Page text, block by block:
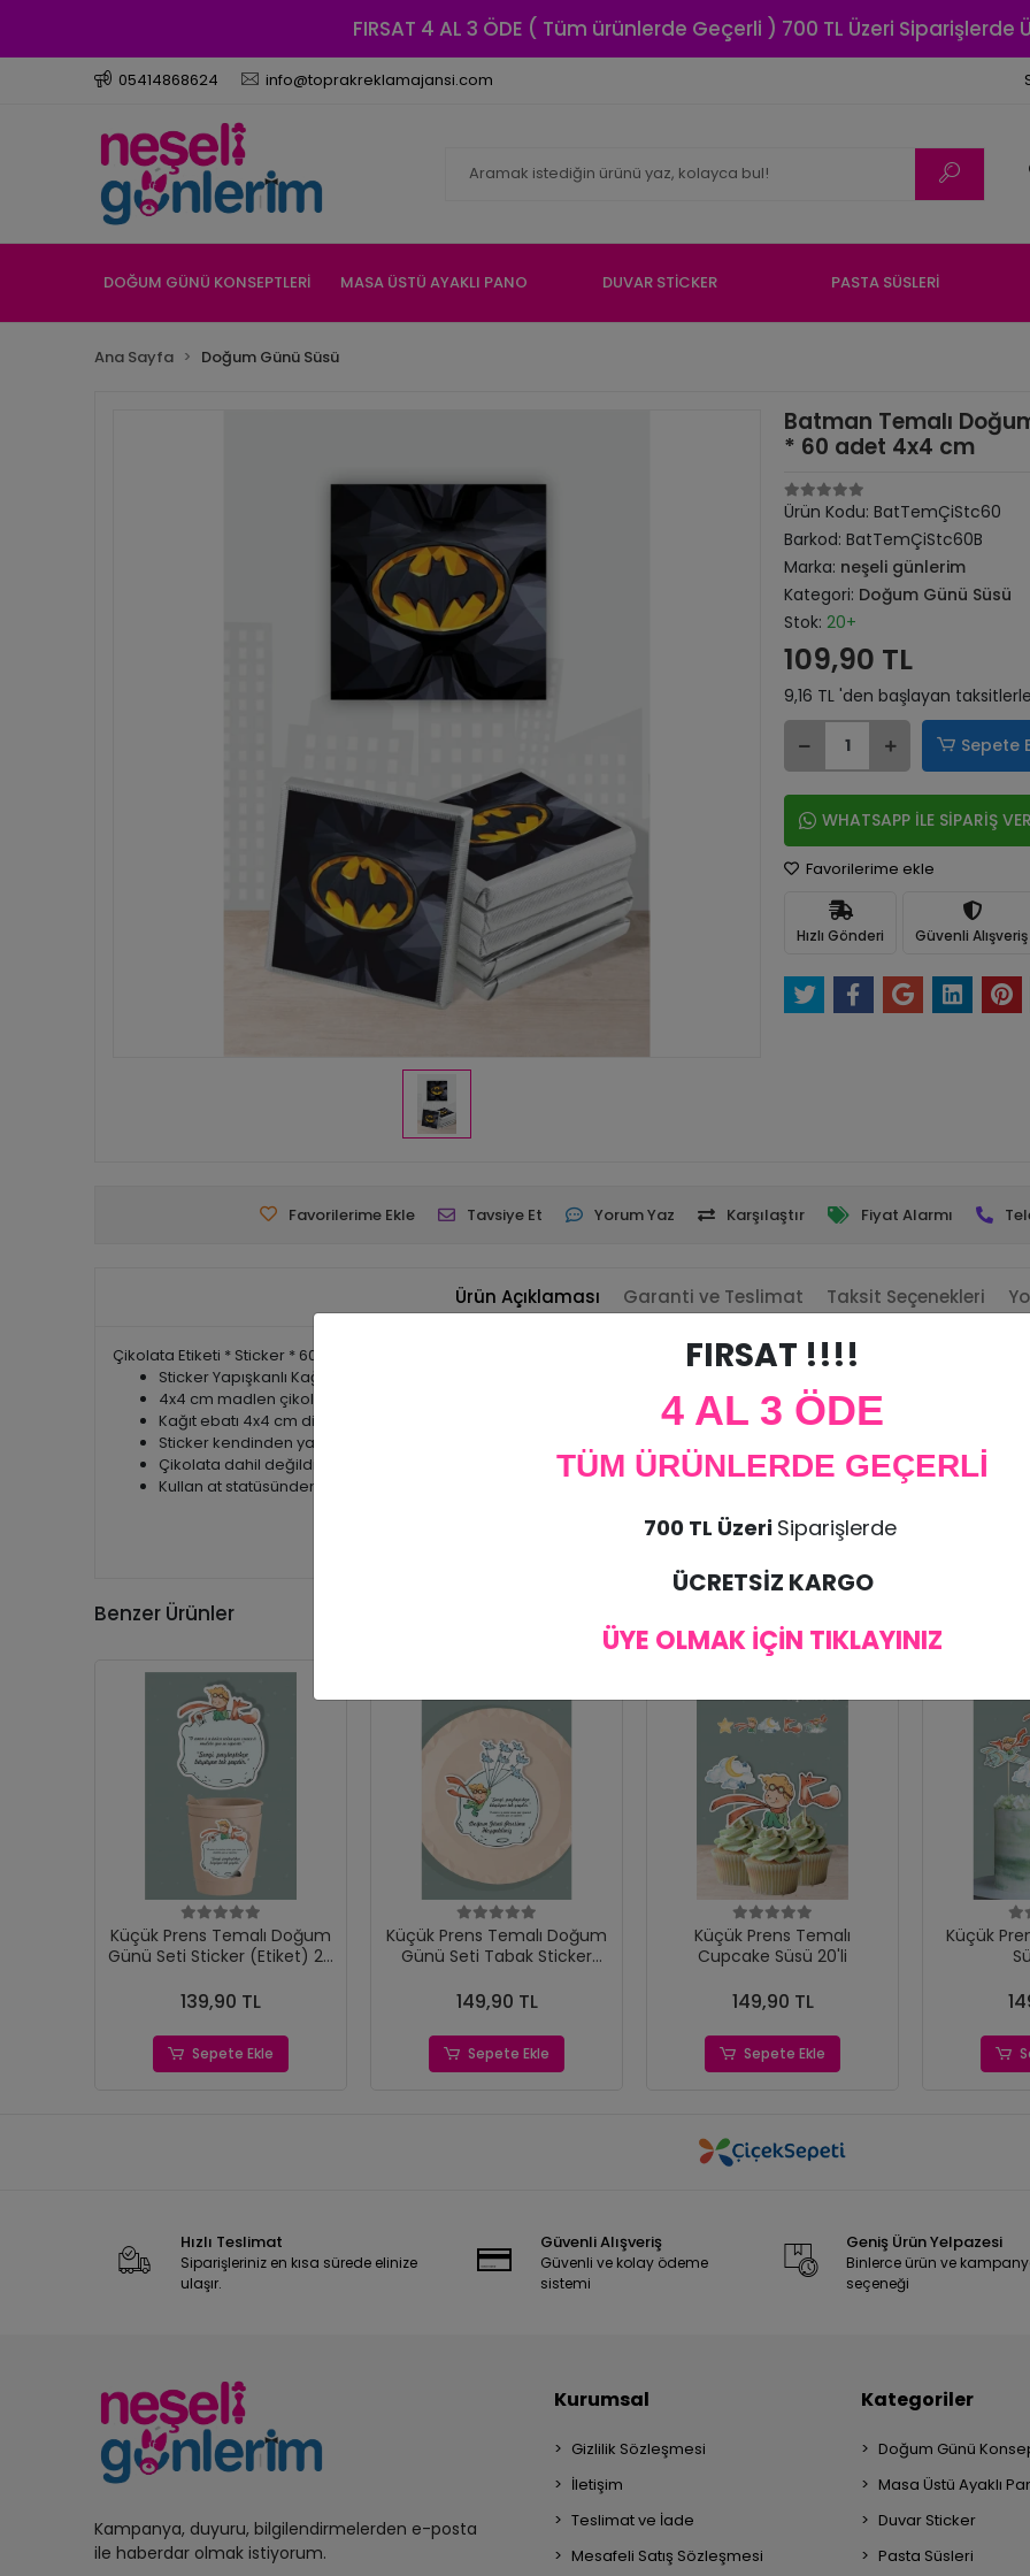
FIRSAT 4 AL 3 ÖDE ( Tüm ürünlerde Geçerli ) 700 TL Üzeri Siparişlerde
05414868624 info@toprakreklamajansi.com
DOĞUM GÜNÜ KONSEPTLERİ MASA ÜSTÜ AYAKLI PANO DUVAR STİCKER PASTA SÜSLERİ
Ana Sayfa Doğum Günü Süsü
Batman Temalı
* 60 adet 4x4 cm
Ürün Kodu: BatTemÇiStc60
Barkod: BatTemÇiStc60B
Marka: neşeli günlerim
Kategori: Doğum Günü Süsü
Stok: 20+
109,90 TL
9,16 TL 'den başlayan taksitlerle
Sepete
WHATSAPP İLE SİPARİŞ VER
Favorilerime ekle
Hızlı Gönderi Güvenli Alışveriş
Favorilerime Ekle Tavsiye Et Yorum Yaz Karşılaştır Fiyat Alarmı
Ürün Açıklaması Garanti ve Teslimat Taksit Seçenekleri
Çikolata Etiketi * Sticker * 60 adet paket halinde gönderilmektedir.
Sticker Yapışkanlı Kağıt
4x4 cm madlen çikolata için uygundur.
Kağıt ebatı 4x4 cm dir.
Sticker kendinden yapışkanlı kağıttır.
Çikolata dahil değildir.
Kullan at statüsünden olan ürünler olduğundan ürün iadesi kabul edilmemektedir. Ürünün zarar görmesi halinde tekrar
Benzer Ürünler
Küçük Prens Temalı Doğum
Günü Seti Sticker (Etiket) 20
139,90 TL
Sepete Ekle
Küçük Prens Temalı Doğum
Günü Seti Tabak Sticker
149,90 TL
Sepete Ekle
Küçük Prens Temalı
Cupcake Süsü 20'li
149,90 TL
Sepete Ekle
Küçük
Hızlı Teslimat
Siparişleriniz en kısa sürede elinize
ulaşır.
Güvenli Alışveriş
Güvenli ve kolay ödeme
sistemi
Geniş Ürün Yelpazesi
Binlerce ürün ve
seçeneği
Kampanya, duyuru, bilgilendirmelerden e-posta
ile haberdar olmak istiyorum.
Kurumsal
Gizlilik Sözleşmesi
İletişim
Teslimat ve İade
Mesafeli Satış Sözleşmesi
Kategoriler
Doğum Günü
Masa Üstü Ayaklı
Duvar Sticker
Pasta Süsleri
FIRSAT !!!!
4 AL 3 ÖDE
TÜM ÜRÜNLERDE GEÇERLİ
700 TL Üzeri Siparişlerde
ÜCRETSİZ KARGO
ÜYE OLMAK İÇİN TIKLAYINIZ